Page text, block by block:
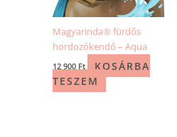
Magyarinda® fürdős
hordozókendő – Aqua
12 900 Ft
KOSÁRBA
TESZEM